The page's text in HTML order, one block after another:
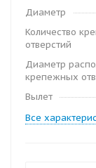
Диаметр
Количество
отверстий
Диаметр
крепежных
Вылет
Все